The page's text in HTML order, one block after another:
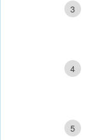
3
4
5